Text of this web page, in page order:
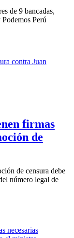
de 9 bancadas,
Perú
firmas
de
de censura debe
número legal de